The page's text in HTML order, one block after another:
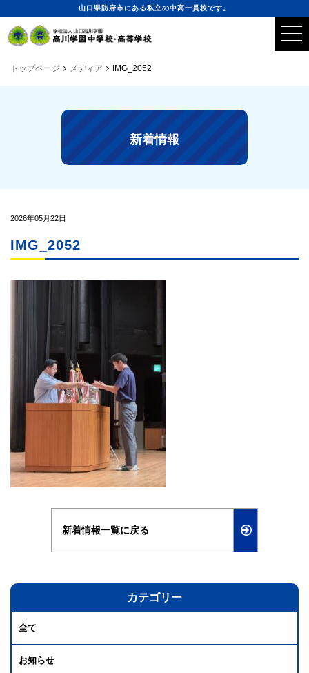
山口県防府市にある私立の中高一貫校です。
トップページ メディア IMG_2052
新着情報
2026年05月22日
IMG_2052
新着情報一覧に戻る
カテゴリー
全て
お知らせ